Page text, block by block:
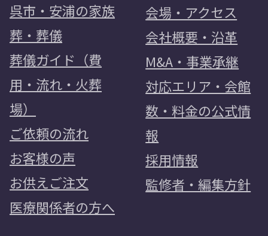
呉市・安浦の家族
葬・葬儀
葬儀ガイド（費
用・流れ・火葬
場）
ご依頼の流れ
お客様の声
お供えご注文
医療関係者の方へ
会場・アクセス
会社概要・沿革
M&A・事業承継
対応エリア・会館
数・料金の公式情
報
採用情報
監修者・編集方針